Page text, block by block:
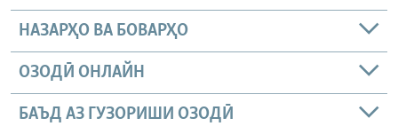
НАЗАРҲО ВА БОВАРҲО
ОЗОДӢ ОНЛАЙН
БАЪД АЗ ГУЗОРИШИ ОЗОДӢ